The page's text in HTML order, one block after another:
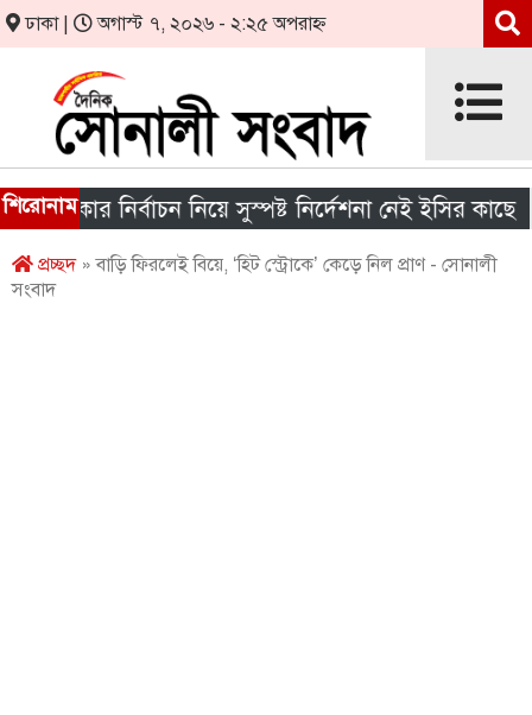
ঢাকা | অগাস্ট ৭, ২০২৬ - ২:২৫ অপরাহ্ন
শিরোনাম
সরকার নির্বাচন নিয়ে সুস্পষ্ট নির্দেশনা নেই ইসির কাছে
প্রচ্ছদ» বাড়ি ফিরলেই বিয়ে, ‘হিট স্ট্রোকে’ কেড়ে নিল প্রাণ - সোনালী
সংবাদ